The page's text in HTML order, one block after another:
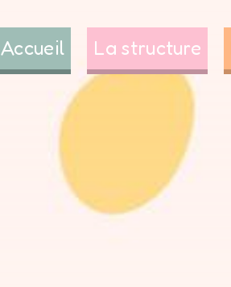
Accueil La structure